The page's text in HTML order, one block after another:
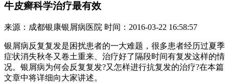
牛皮癣科学治疗最有效
来源：成都银康银屑病医院 时间：2016-03-22 16:58:57
银屑病反复复发是困扰患者的一大难题，很多患者经历过夏季
症状消失秋冬又卷土重来、治疗好了隔段时间有复发这样的情
况。银屑病为何会反复复发?又怎样进行抗复发的治疗?在本篇
文章中将详细向大家讲述。